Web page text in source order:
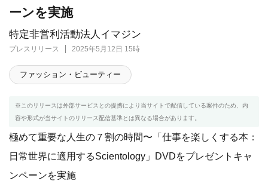
特定非営利活動法人イマジン
プレスリリース 2025年5月12日 15時
ーンを実施
ファッション・ビューティー
※このリリースは外部サービスとの提携により当サイトで配信している案件のため、内
容や形式が当サイトのリリース配信基準とは異なる場合があります。
極めて重要な人生の７割の時間〜「仕事を楽しくする本：
日常世界に適用するScientology」DVDをプレゼントキャ
ンペーンを実施